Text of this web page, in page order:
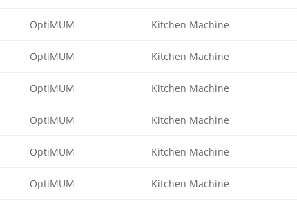
OptiMUM Kitchen Machine
OptiMUM Kitchen Machine
OptiMUM Kitchen Machine
OptiMUM Kitchen Machine
OptiMUM Kitchen Machine
OptiMUM Kitchen Machine